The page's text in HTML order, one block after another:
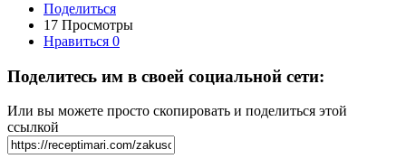
Поделиться
17 Просмотры
Нравиться 0
Поделитесь им в своей социальной сети:
Или вы можете просто скопировать и поделиться этой
ссылкой